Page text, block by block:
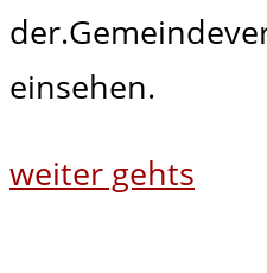
einsehen.
weiter gehts